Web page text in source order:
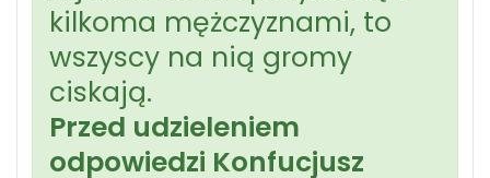
kilkoma mężczyznami, to
wszyscy na nią gromy
ciskają.
Przed udzieleniem
odpowiedzi Konfucjusz